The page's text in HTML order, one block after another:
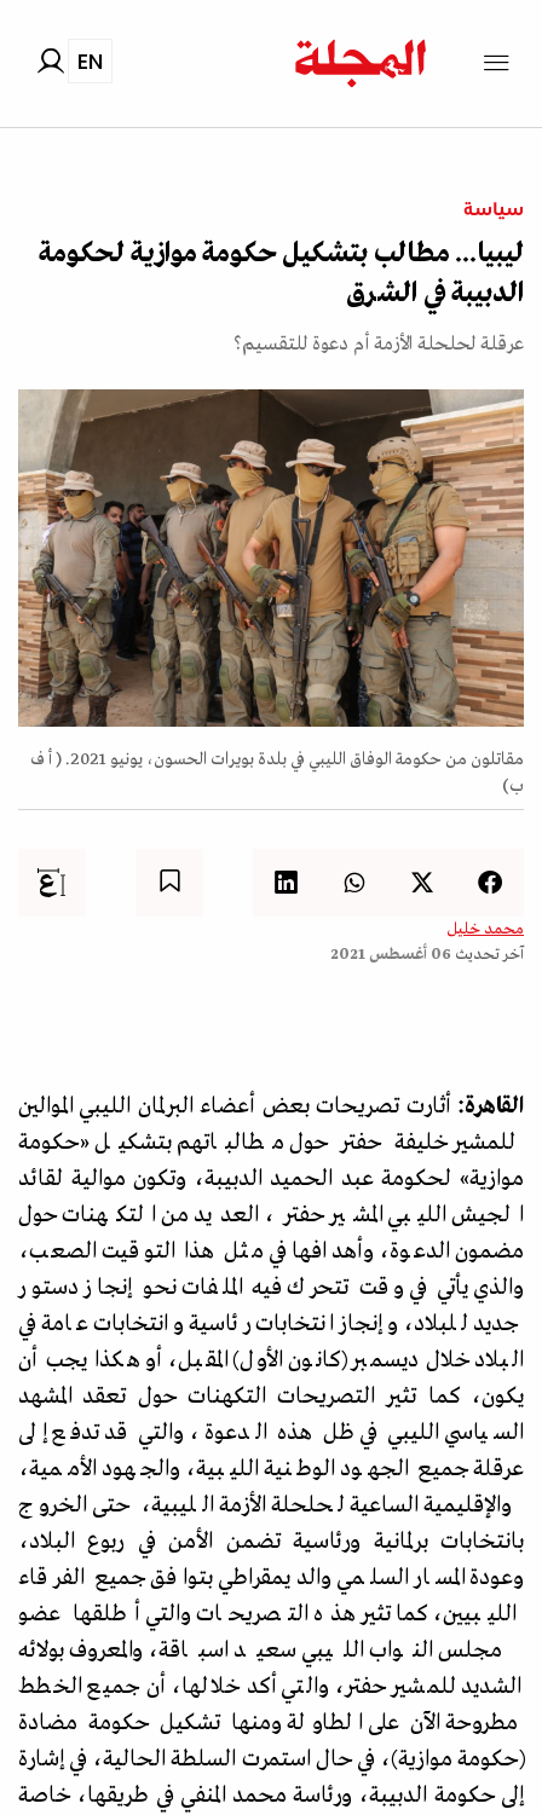
EN
سياسة
ليبيا... مطالب بتشكيل حكومة موازية لحكومة
الدبيبة في الشرق
عرقلة لحلحلة الأزمة أم دعوة للتقسيم؟
مقاتلون من حكومة الوفاق الليبي في بلدة بويرات الحسون، يونيو 2021. ( أ ف
ب)
محمد خليل
آخر تحديث 06 أغسطس 2021
القاهرة: أثارت تصريحات بعض أعضاء البرلمان الليبي الموالين
للمشير خليفة حفتر حول مطالباتهم بتشكيل«حكومة
موازية» لحكومة عبد الحميد الدبيبة، وتكون موالية لقائد
الجيش الليبي المشير حفتر، العديد من التكهنات حول
مضمون الدعوة، وأهدافها في مثل هذا التوقيت الصعب،
والذي يأتي في وقت تتحرك فيه الملفات نحو إنجاز دستور
جديد للبلاد، وإنجاز انتخابات رئاسية وانتخابات عامة في
البلاد خلال ديسمبر (كانون الأول) المقبل، أو هكذا يجب أن
يكون، كما تثير التصريحات التكهنات حول تعقد المشهد
السياسي الليبي في ظل هذه الدعوة، والتي قد تدفع إلى
عرقلة جميع الجهود الوطنية الليبية، والجهود الأممية،
والإقليمية الساعية لحلحلة الأزمة الليبية، حتى الخروج
بانتخابات برلمانية ورئاسية تضمن الأمن في ربوع البلاد،
وعودة المسار السلمي والديمقراطي بتوافق جميع الفرقاء
الليبيين، كما تثير هذه التصريحات والتي أطلقها عضو
مجلس النواب الليبي سعيد اسباقة، والمعروف بولائه
الشديد للمشير حفتر، والتي أكد خلالها، أن جميع الخطط
مطروحة الآن على الطاولة ومنها تشكيل حكومة مضادة
(حكومة موازية)، في حال استمرت السلطة الحالية، في إشارة
إلى حكومة الدبيبة، ورئاسة محمد المنفي في طريقها، خاصة